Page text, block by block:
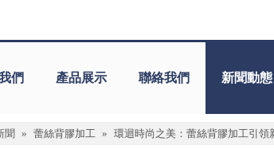
們 產品展示 聯絡我們 新聞動態
聞 » 蕾絲背膠加工 » 環迴時尚之美：蕾絲背膠加工引領